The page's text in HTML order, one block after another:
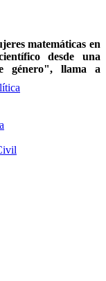
matemáticas en
desde una
género", llama a